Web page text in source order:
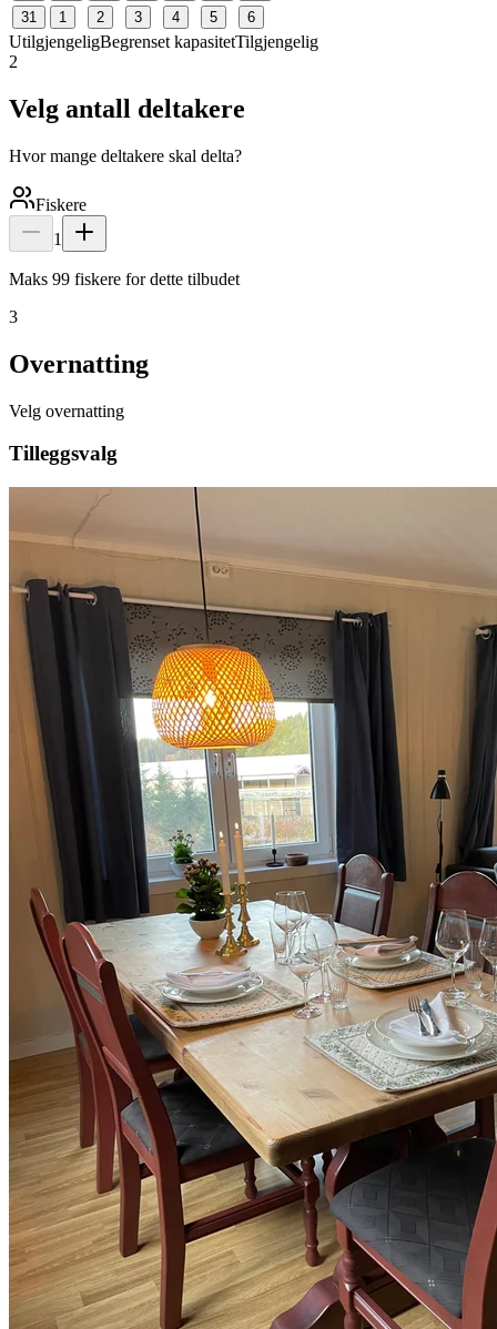
31
1 2 3 4 5 6
UtilgjengeligBegrenset kapasitetTilgjengelig
2
Velg antall deltakere
Hvor mange deltakere skal delta?
Fiskere
1
Maks 99 fiskere for dette tilbudet
3
Overnatting
Velg overnatting
Tilleggsvalg